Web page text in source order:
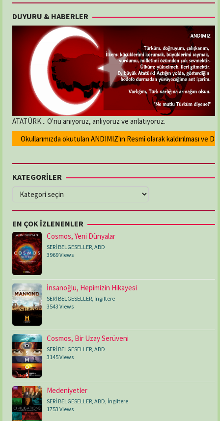
DUYURU & HABERLER
ATATÜRK... O'nu anıyoruz, anlıyoruz ve anlatıyoruz.
Okullarımızda okutulan ANDIMIZ'ın Resmi olarak kaldırılması ve
KATEGORİLER
KATEGORİLER
EN ÇOK İZLENENLER
Cosmos, Yeni Dünyalar
SERİ BELGESELLER, ABD
3969 Views
İnsanoğlu, Hepimizin Hikayesi
SERİ BELGESELLER, İngiltere
3543 Views
Cosmos, Bir Uzay Serüveni
SERİ BELGESELLER ABD
3145 Views
Medeniyetler
SERİ BELGESELLER ABD İngiltere
1753 Views